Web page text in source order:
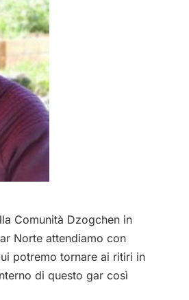
Comunità Dzogchen in
Norte attendiamo con
potremo tornare ai ritiri in
di questo gar così